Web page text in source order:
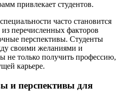
привлекает студентов.
часто становится
перечисленных факторов
перспективы. Студенты
своими желаниями и
не только получить профессию,
карьере.
и перспективы для